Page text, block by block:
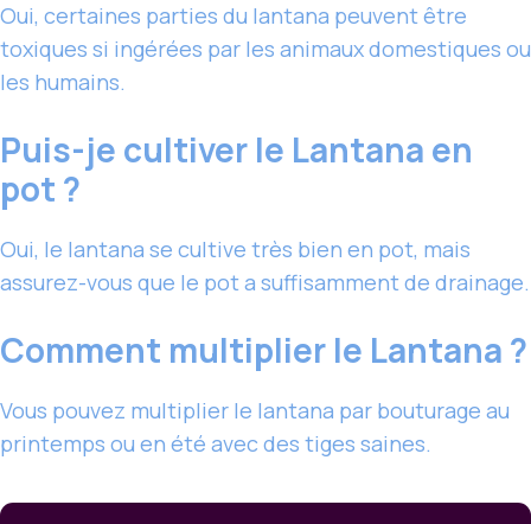
Oui, certaines parties du lantana peuvent être
toxiques si ingérées par les animaux domestiques ou
les humains.
Puis-je cultiver le Lantana en
pot ?
Oui, le lantana se cultive très bien en pot, mais
assurez-vous que le pot a suffisamment de drainage.
Comment multiplier le Lantana ?
Vous pouvez multiplier le lantana par bouturage au
printemps ou en été avec des tiges saines.